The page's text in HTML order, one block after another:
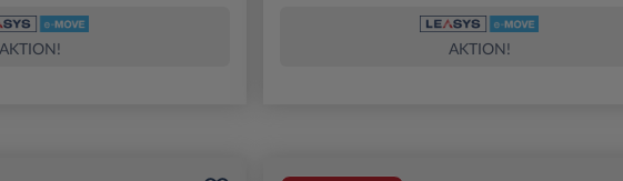
AKTION! AKTION!